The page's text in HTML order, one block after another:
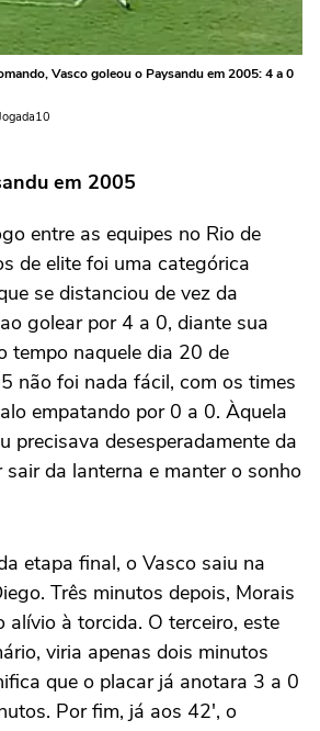
Vasco goleou o Paysandu em 2005: 4 a 0
em 2005
entre as equipes no Rio de
de elite foi uma categórica
se distanciou de vez da
golear por 4 a 0, diante sua
tempo naquele dia 20 de
não foi nada fácil, com os times
empatando por 0 a 0. Àquela
precisava desesperadamente da
da lanterna e manter o sonho
etapa final, o Vasco saiu na
Três minutos depois, Morais
alívio à torcida. O terceiro, este
viria apenas dois minutos
que o placar já anotara 3 a 0
Por fim, já aos 42′, o